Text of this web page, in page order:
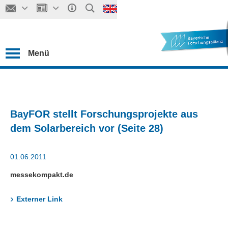
Menü
BayFOR stellt Forschungsprojekte aus
dem Solarbereich vor (Seite 28)
01.06.2011
messekompakt.de
Externer Link